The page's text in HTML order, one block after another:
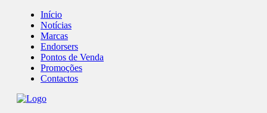
Início
Notícias
Marcas
Endorsers
Pontos de Venda
Promoções
Contactos